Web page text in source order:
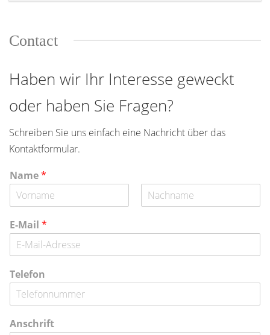
Contact
Haben wir Ihr Interesse geweckt
oder haben Sie Fragen?
Schreiben Sie uns einfach eine Nachricht über das
Kontaktformular.
Name*
o
r
m
e
a
E-Mail *
Telefon
Anschrift